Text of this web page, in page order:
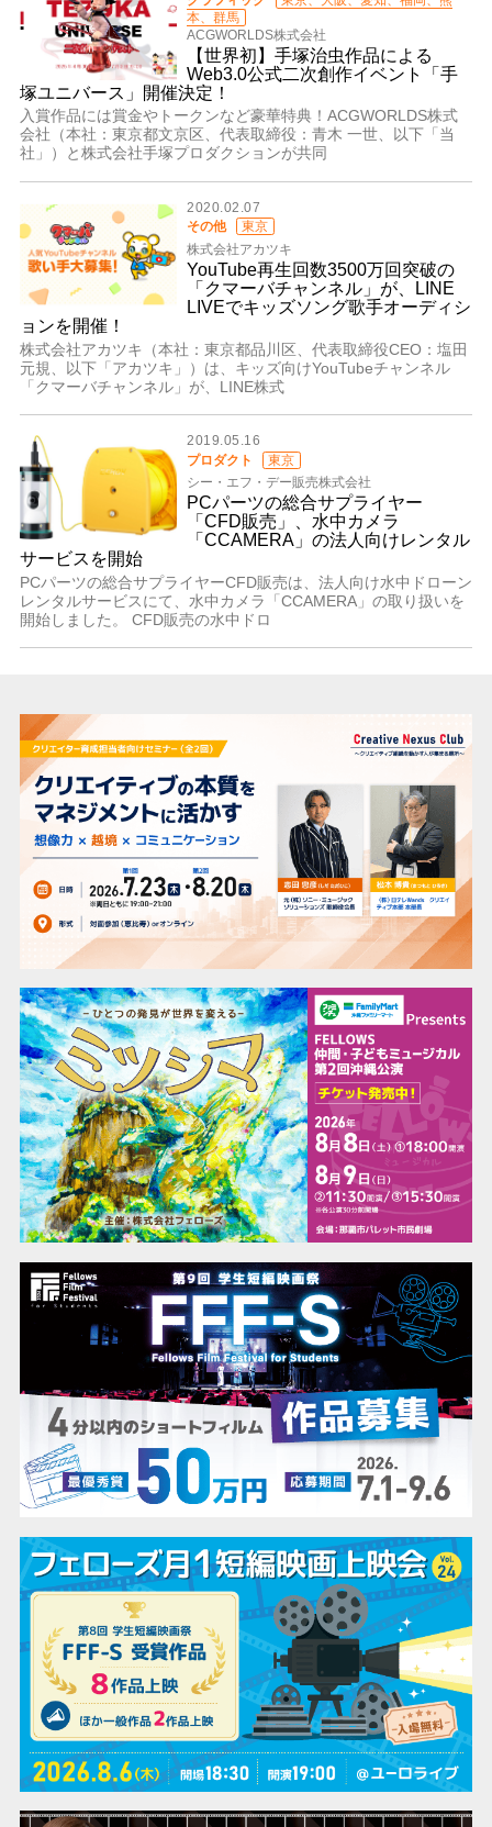
本、群馬
ACGWORLDS株式会社
【世界初】手塚治虫作品による
Web3.0公式二次創作イベント「手
塚ユニバース」開催決定！
入賞作品には賞金やトークンなど豪華特典！ACGWORLDS株式
会社（本社：東京都文京区、代表取締役：青木 一世、以下「当
社」）と株式会社手塚プロダクションが共同
2020.02.07
その他
東京
株式会社アカツキ
​YouTube再生回数3500万回突破の
「クマーバチャンネル」が、LINE
LIVEでキッズソング歌手オーディシ
ョンを開催！
株式会社アカツキ（本社：東京都品川区、代表取締役CEO：塩田
元規、以下「アカツキ」）は、キッズ向けYouTubeチャンネル
「クマーバチャンネル」が、LINE株式
2019.05.16
プロダクト
東京
シー・エフ・デー販売株式会社
PCパーツの総合サプライヤー
「CFD販売」、水中カメラ
「CCAMERA」の法人向けレンタル
サービスを開始
PCパーツの総合サプライヤーCFD販売は、法人向け水中ドローン
レンタルサービスにて、水中カメラ「CCAMERA」の取り扱いを
開始しました。 CFD販売の水中ドロ